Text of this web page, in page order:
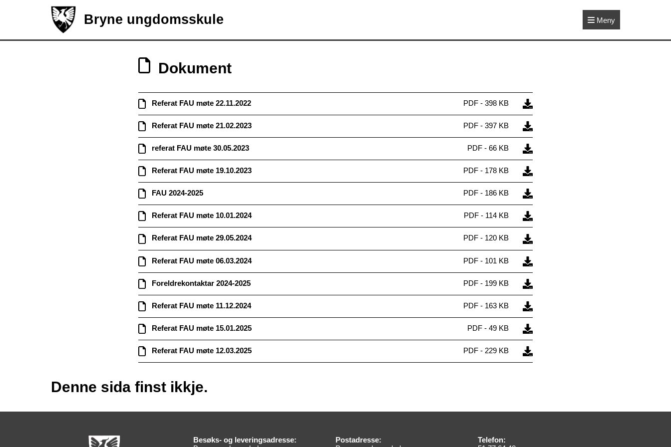
Bryne ungdomsskule Meny
Dokument
Referat FAU møte 22.11.2022 PDF - 398 KB
Referat FAU møte 21.02.2023 PDF - 397 KB
referat FAU møte 30.05.2023 PDF - 66 KB
Referat FAU møte 19.10.2023 PDF - 178 KB
FAU 2024-2025 PDF - 186 KB
Referat FAU møte 10.01.2024 PDF - 114 KB
Referat FAU møte 29.05.2024 PDF - 120 KB
Referat FAU møte 06.03.2024 PDF - 101 KB
Foreldrekontaktar 2024-2025 PDF - 199 KB
Referat FAU møte 11.12.2024 PDF - 163 KB
Referat FAU møte 15.01.2025 PDF - 49 KB
Referat FAU møte 12.03.2025 PDF - 229 KB
Denne sida finst ikkje.
Besøks- og leveringsadresse:
Postadresse:
Telefon: